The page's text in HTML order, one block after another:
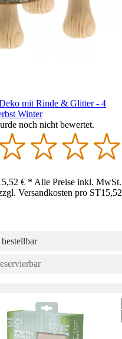
mit Rinde & Glitter - 4
Winter
noch nicht bewertet.
€ * Alle Preise inkl. MwSt.
Versandkosten pro ST15,52